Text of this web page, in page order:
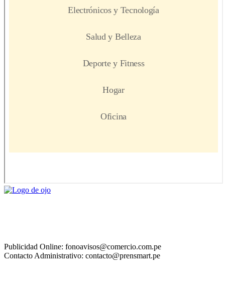
Publicidad Online: fonoavisos@comercio.com.pe
Contacto Administrativo: contacto@prensmart.pe